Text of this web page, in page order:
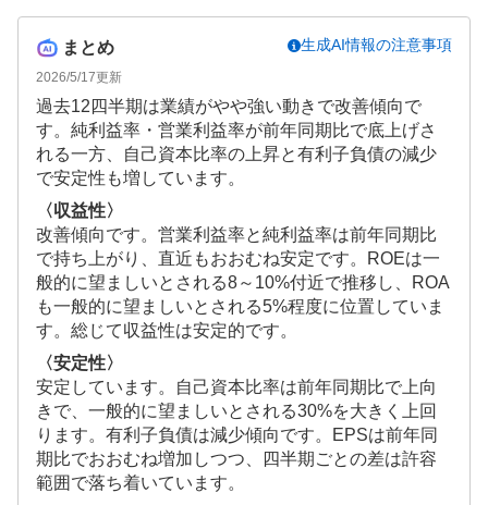
まとめ
2026/5/17更新
生成AI情報の注意事項
過去12四半期は業績がやや強い動きで改善傾向で
す。純利益率・営業利益率が前年同期比で底上げさ
れる一方、自己資本比率の上昇と有利子負債の減少
で安定性も増しています。
〈収益性〉
改善傾向です。営業利益率と純利益率は前年同期比
で持ち上がり、直近もおおむね安定です。ROEは一
般的に望ましいとされる8～10%付近で推移し、ROA
も一般的に望ましいとされる5%程度に位置していま
す。総じて収益性は安定的です。
〈安定性〉
安定しています。自己資本比率は前年同期比で上向
きで、一般的に望ましいとされる30%を大きく上回
ります。有利子負債は減少傾向です。EPSは前年同
期比でおおむね増加しつつ、四半期ごとの差は許容
範囲で落ち着いています。